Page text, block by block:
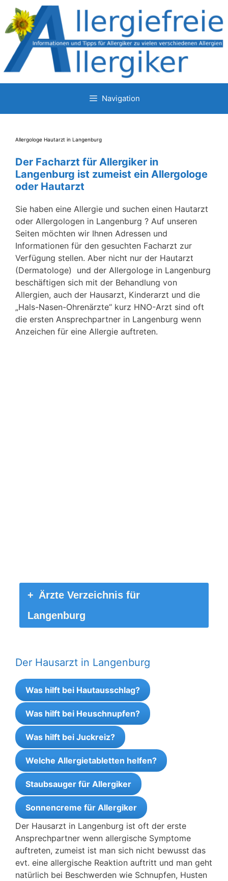
Zum
Inhalt
springen
Navigation
Allergologe Hautarzt in Langenburg
Der Facharzt für Allergiker in
Langenburg ist zumeist ein Allergologe
oder Hautarzt
Sie haben eine Allergie und suchen einen Hautarzt
oder Allergologen in Langenburg ? Auf unseren
Seiten möchten wir Ihnen Adressen und
Informationen für den gesuchten Facharzt zur
Verfügung stellen. Aber nicht nur der Hautarzt
(Dermatologe) und der Allergologe in Langenburg
beschäftigen sich mit der Behandlung von
Allergien, auch der Hausarzt, Kinderarzt und die
„Hals-Nasen-Ohrenärzte“ kurz HNO-Arzt sind oft
die ersten Ansprechpartner in Langenburg wenn
Anzeichen für eine Allergie auftreten.
Ärzte Verzeichnis für
Langenburg
Der Hausarzt in Langenburg
Was hilft bei Hautausschlag?
Was hilft bei Heuschnupfen?
Was hilft bei Juckreiz?
Welche Allergietabletten helfen?
Staubsauger für Allergiker
Sonnencreme für Allergiker
Der Hausarzt in Langenburg ist oft der erste
Ansprechpartner wenn allergische Symptome
auftreten, zumeist ist man sich nicht bewusst das
evt. eine allergische Reaktion auftritt und man geht
natürlich bei Beschwerden wie Schnupfen, Husten